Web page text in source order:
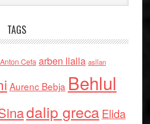
TAGS
Anton Cefa arben llalla asllan
Aurenc Bebja Behlul
dalip grecaElida